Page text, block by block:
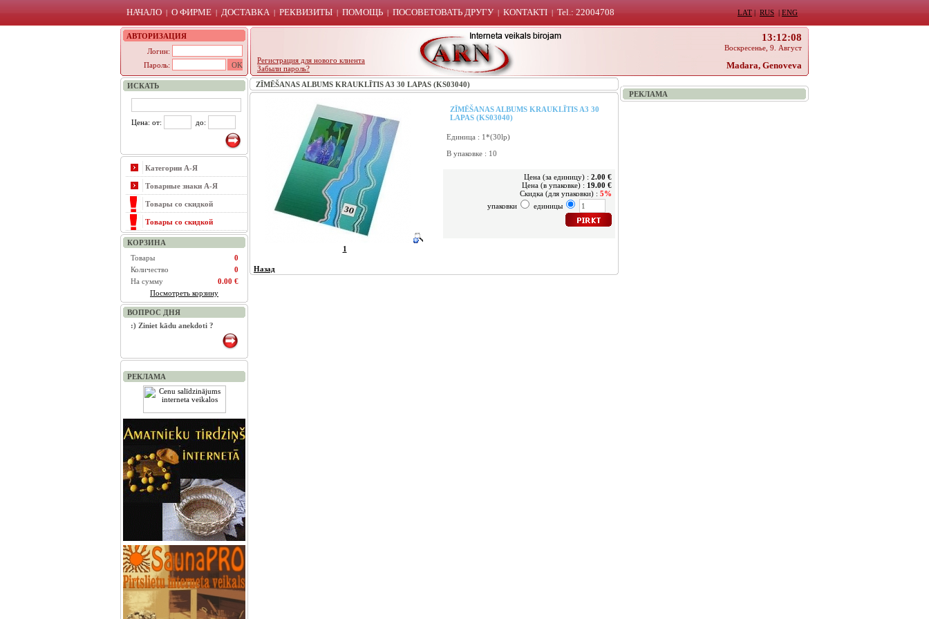
НАЧАЛО | О ФИРМЕ | ДОСТАВКА | РЕКВИЗИТЫ | ПОМОЩЬ | ПОСОВЕТОВАТЬ ДРУГУ| KONTAKTI | Tel.: 22004708 LAT | RUS | ENG
АВТОРИЗАЦИЯ
Логин:
Пароль:
Регистрация для нового клиента
Забыли пароль?
13:12:08
Воскресенье, 9. Август
Madara, Genoveva
ИСКАТЬ
Цена: от: до:
Категории А-Я
Товарные знаки А-Я
Товары со скидкой
Товары со скидкой
КОРЗИНА
Товары
0
Количество
0
На сумму
0.00 €
Посмотреть корзину
ВОПРОС ДНЯ
:) Ziniet kādu anekdoti ?
РЕКЛАМА
ZĪMĒŠANAS ALBUMS KRAUKLĪTIS A3 30 LAPAS (KS03040)
1
ZĪMĒŠANAS ALBUMS KRAUKLĪTIS A3 30
LAPAS (KS03040)
Единица : 1*(30lp)
В упаковке : 10
Цена (за единицу) : 2.00 €
Цена (в упаковке) : 19.00 €
Скидка (для упаковки) : 5%
упаковки
единицы
Назад
РЕКЛАМА